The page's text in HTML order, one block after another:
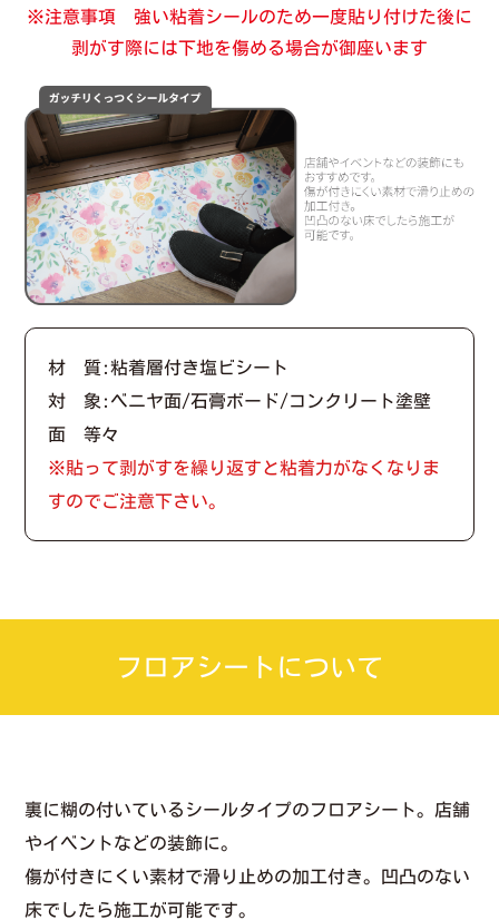
※注意事項 強い粘着シールのため一度貼り付けた後に
剥がす際には下地を傷める場合が御座います
材 質:粘着層付き塩ビシート
対 象:ベニヤ面/石膏ボード/コンクリート塗壁
面 等々
※貼って剥がすを繰り返すと粘着力がなくなりま
すのでご注意下さい。
フロアシートについて
裏に糊の付いているシールタイプのフロアシート。店舗
やイベントなどの装飾に。
傷が付きにくい素材で滑り止めの加工付き。凹凸のない
床でしたら施工が可能です。